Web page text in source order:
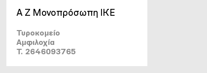
Α Ζ Μονοπρόσωπη ΙΚΕ
Τυροκομείο
Αμφιλοχία
T. 2646093765